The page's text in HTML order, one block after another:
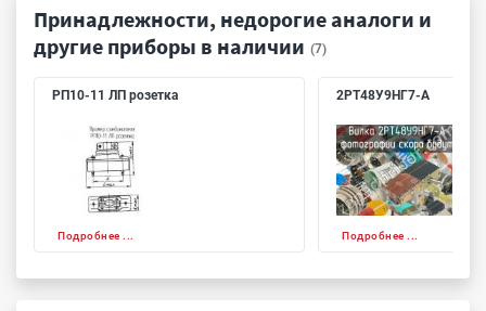
Принадлежности, недорогие аналоги и
другие приборы в наличии (7)
РП10-11 ЛП розетка
Подробнее ...
2РТ48У9НГ7-А
Подробнее ...